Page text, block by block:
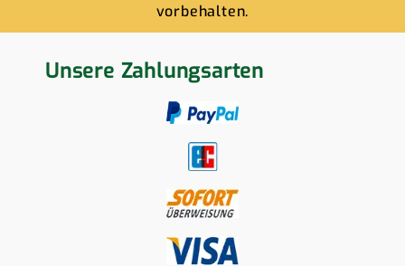
vorbehalten.
Unsere Zahlungsarten